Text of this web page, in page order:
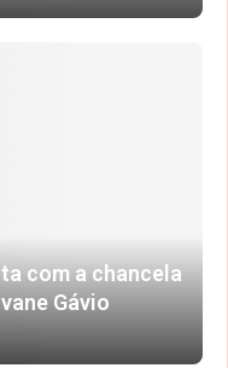
com a chancela
Gávio